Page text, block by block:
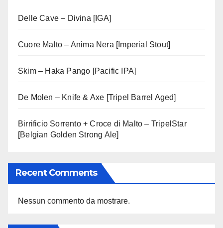
Delle Cave – Divina [IGA]
Cuore Malto – Anima Nera [Imperial Stout]
Skim – Haka Pango [Pacific IPA]
De Molen – Knife & Axe [Tripel Barrel Aged]
Birrificio Sorrento + Croce di Malto – TripelStar
[Belgian Golden Strong Ale]
Recent Comments
Nessun commento da mostrare.